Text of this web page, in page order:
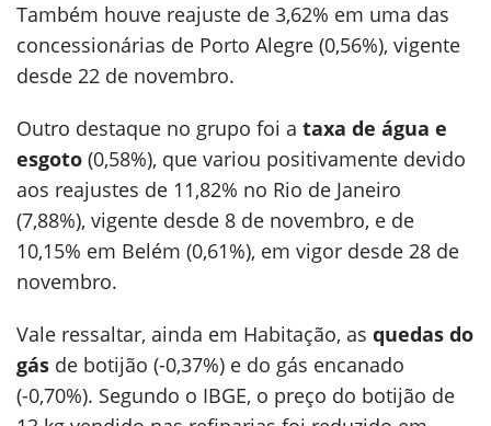
Também houve reajuste de 3,62% em uma das
concessionárias de Porto Alegre (0,56%), vigente
desde 22 de novembro.
Outro destaque no grupo foi a taxa de água e
esgoto (0,58%), que variou positivamente devido
aos reajustes de 11,82% no Rio de Janeiro
(7,88%), vigente desde 8 de novembro, e de
10,15% em Belém (0,61%), em vigor desde 28 de
novembro.
Vale ressaltar, ainda em Habitação, as quedas do
gás de botijão (-0,37%) e do gás encanado
(-0,70%). Segundo o IBGE, o preço do botijão de